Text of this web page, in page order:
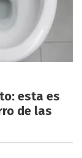
esta es
de las